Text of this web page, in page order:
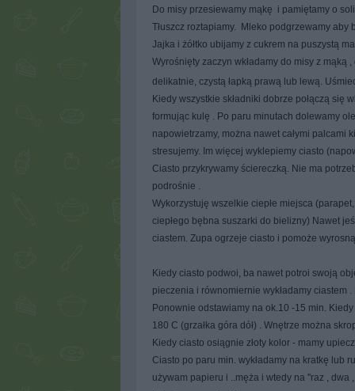
Do misy przesiewamy mąkę i pamiętamy o
Tłuszcz roztapiamy. Mleko podgrzewamy aby
Jajka i żółtko ubijamy z cukrem na puszystą
Wyrośnięty zaczyn wkładamy do misy z
delikatnie, czystą łapką prawą lub lewą.
Kiedy wszystkie składniki dobrze połączą się
formując kulę . Po paru minutach dolewamy
napowietrzamy, można nawet całymi palcami
stresujemy. Im więcej wyklepiemy ciasto
Ciasto przykrywamy ściereczką. Nie ma
podrośnie .
Wykorzystuję wszelkie ciepłe miejsca
ciepłego bębna suszarki do bielizny) Nawet
ciastem. Zupa ogrzeje ciasto i pomoże
Kiedy ciasto podwoi, ba nawet potroi swoją
pieczenia i równomiernie wykładamy ciastem
Ponownie odstawiamy na ok.10 -15 min.
180 C (grzałka góra dół) . Wnętrze można
Kiedy ciasto osiągnie złoty kolor - mamy
Ciasto po paru min. wykładamy na kratkę lub
używam papieru i ..męża i wtedy na ''raz ,